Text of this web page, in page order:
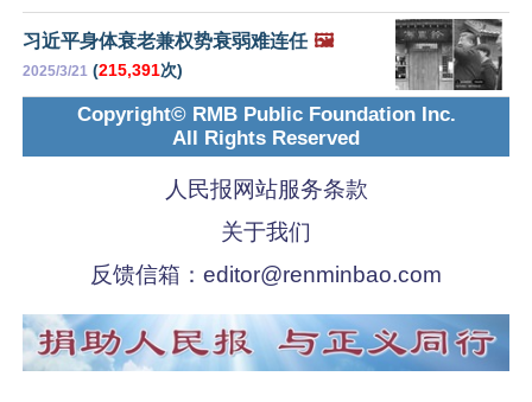
习近平身体衰老兼权势衰弱难连任 🖼️
2025/3/21 (215,391次)
Copyright© RMB Public Foundation Inc.
All Rights Reserved
人民报网站服务条款
关于我们
反馈信箱： editor@renminbao.com